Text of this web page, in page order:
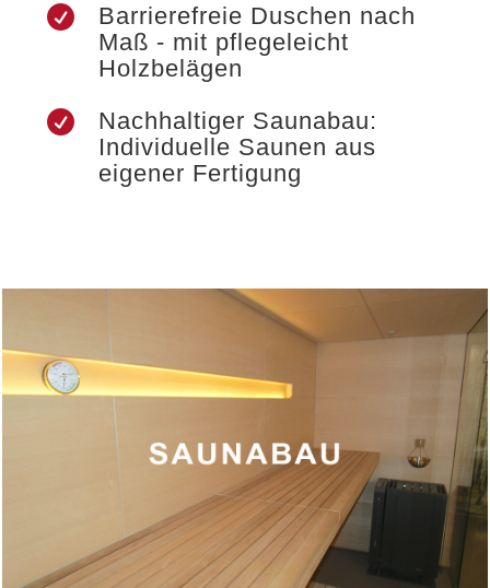

Barrierefreie Duschen nach
Maß - mit pflegeleicht
Holzbelägen

Nachhaltiger Saunabau:
Individuelle Saunen aus
eigener Fertigung